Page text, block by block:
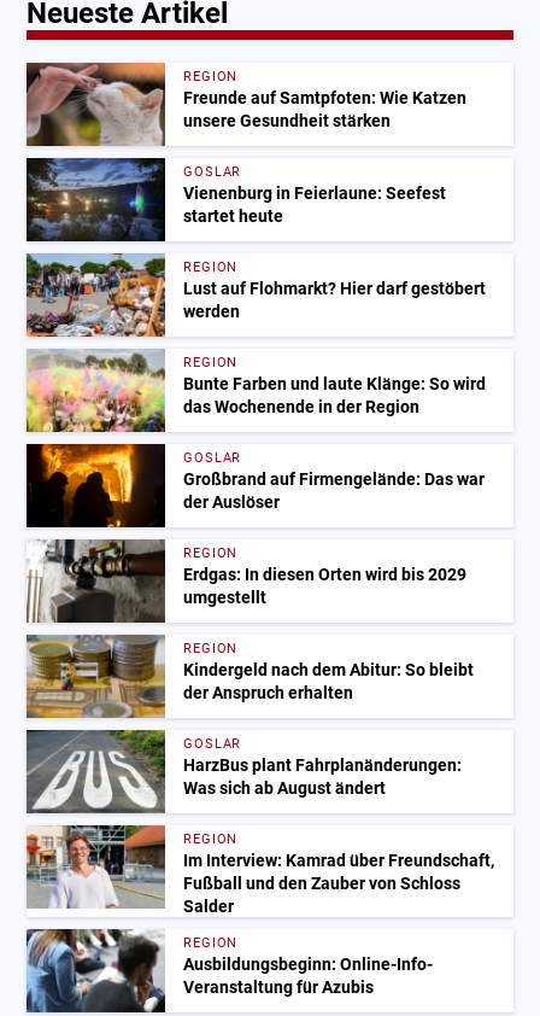
Neueste Artikel
REGION
Freunde auf Samtpfoten: Wie Katzen
unsere Gesundheit stärken
GOSLAR
Vienenburg in Feierlaune: Seefest
startet heute
REGION
Lust auf Flohmarkt? Hier darf gestöbert
werden
REGION
Bunte Farben und laute Klänge: So wird
das Wochenende in der Region
GOSLAR
Großbrand auf Firmengelände: Das war
der Auslöser
REGION
Erdgas: In diesen Orten wird bis 2029
umgestellt
REGION
Kindergeld nach dem Abitur: So bleibt
der Anspruch erhalten
GOSLAR
HarzBus plant Fahrplanänderungen:
Was sich ab August ändert
REGION
Im Interview: Kamrad über Freundschaft,
Fußball und den Zauber von Schloss
Salder
REGION
Ausbildungsbeginn: Online-Info-
Veranstaltung für Azubis